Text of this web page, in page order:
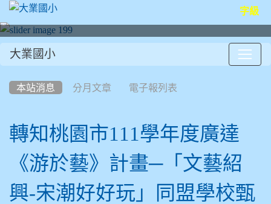
字級
大業國小
本站消息 分月文章 電子報列表
轉知桃園市111學年度廣達
《游於藝》計畫─「文藝紹
興-宋潮好好玩」同盟學校甄